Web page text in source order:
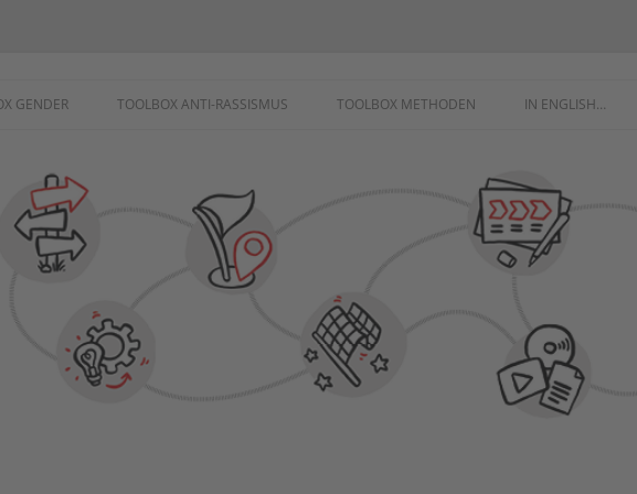
GENDER TOOLBOX ANTI-RASSISMUS TOOLBOX METHODEN IN ENGLISH…